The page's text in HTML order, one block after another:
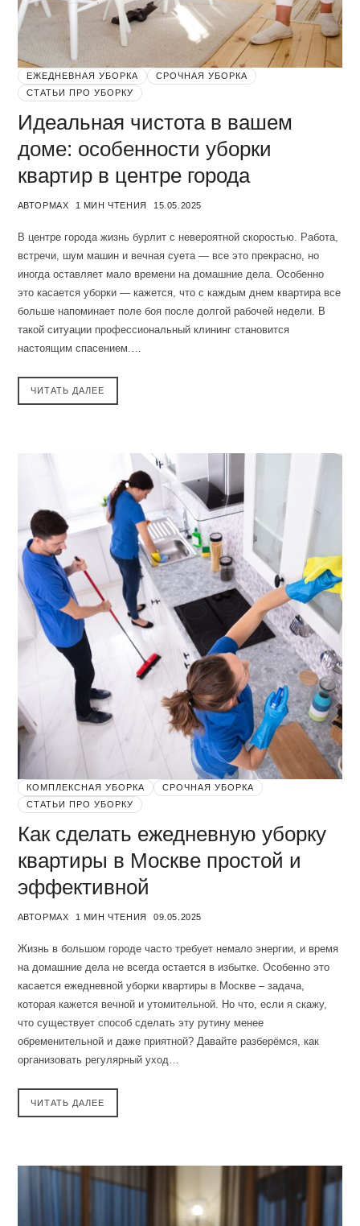
ЕЖЕДНЕВНАЯ УБОРКА
СРОЧНАЯ УБОРКА
СТАТЬИ ПРО УБОРКУ
Идеальная чистота в вашем
доме: особенности уборки
квартир в центре города
АВТОРMAX 1 МИН ЧТЕНИЯ 15.05.2025
В центре города жизнь бурлит с невероятной скоростью. Работа,
встречи, шум машин и вечная суета — все это прекрасно, но
иногда оставляет мало времени на домашние дела. Особенно
это касается уборки — кажется, что с каждым днем квартира все
больше напоминает поле боя после долгой рабочей недели. В
такой ситуации профессиональный клининг становится
настоящим спасением.…
ЧИТАТЬ ДАЛЕЕ
КОМПЛЕКСНАЯ УБОРКА
СРОЧНАЯ УБОРКА
СТАТЬИ ПРО УБОРКУ
Как сделать ежедневную уборку
квартиры в Москве простой и
эффективной
АВТОРMAX 1 МИН ЧТЕНИЯ 09.05.2025
Жизнь в большом городе часто требует немало энергии, и время
на домашние дела не всегда остается в избытке. Особенно это
касается ежедневной уборки квартиры в Москве – задача,
которая кажется вечной и утомительной. Но что, если я скажу,
что существует способ сделать эту рутину менее
обременительной и даже приятной? Давайте разберёмся, как
организовать регулярный уход…
ЧИТАТЬ ДАЛЕЕ